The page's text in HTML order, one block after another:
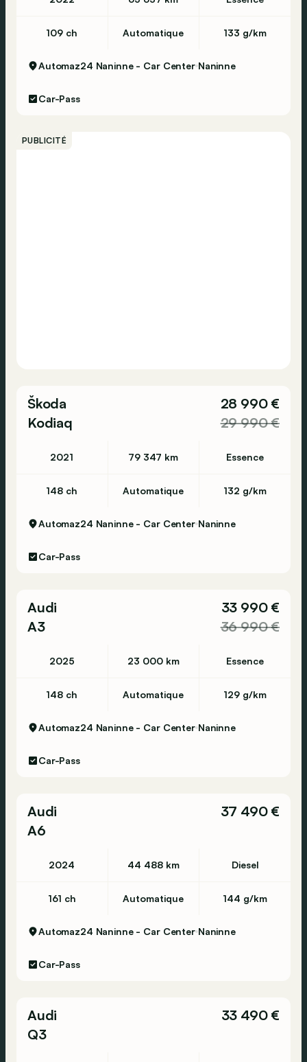
109 ch Automatique 133 g/km
Automaz24 Naninne - Car Center Naninne
Car-Pass
PUBLICITÉ
Škoda
Kodiaq
28 990 €
29 990 €
2021 79 347 km Essence
148 ch Automatique 132 g/km
Automaz24 Naninne - Car Center Naninne
Car-Pass
Audi
A3
33 990 €
36 990 €
2025 23 000 km Essence
148 ch Automatique 129 g/km
Automaz24 Naninne - Car Center Naninne
Car-Pass
Audi
A6
37 490 €
2024 44 488 km Diesel
161 ch Automatique 144 g/km
Automaz24 Naninne - Car Center Naninne
Car-Pass
Audi
Q3
33 490 €